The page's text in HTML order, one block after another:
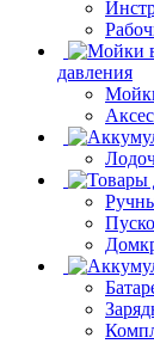
давления